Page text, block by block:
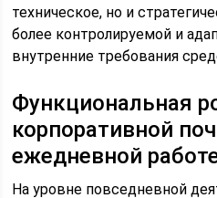
техническое, но и
более контролируемой и
внутренние требования
Функциональная
корпоративной
ежедневной
На уровне повседневной